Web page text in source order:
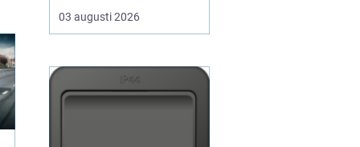
natur, vatten och
bebyggelse på ett sätt
innergårdar och
viktiga för trivseln. När
03 augusti 2026